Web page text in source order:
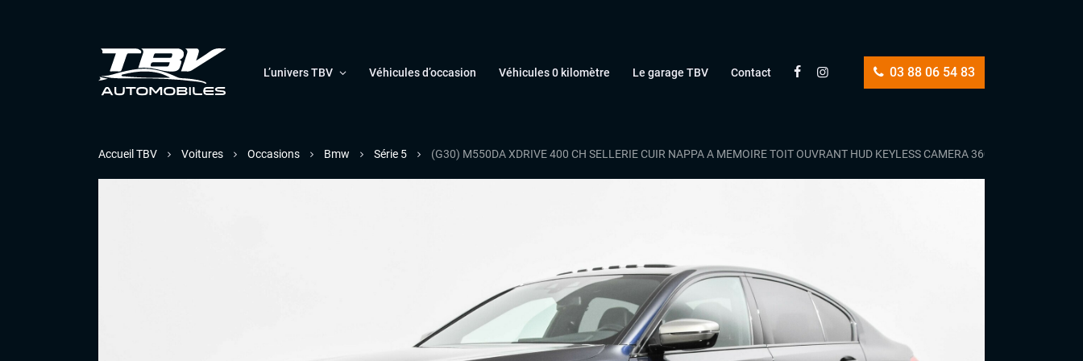
03 88 06 54 83
L’univers TBV Véhicules d’occasion Véhicules 0 kilomètre Le garage TBV Contact
Accueil TBV Voitures Occasions Bmw Série 5 (G30) M550DA XDRIVE 400 CH SELLERIE CUIR NAPPA A MEMOIRE TOIT OUVRANT HUD KEYLESS CAMERA 360 CARPLAY